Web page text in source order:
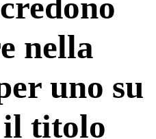
nella
uno su
il titolo